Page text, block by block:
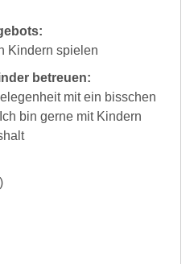
Kindern spielen
betreuen:
mit ein bisschen
bin gerne mit Kindern